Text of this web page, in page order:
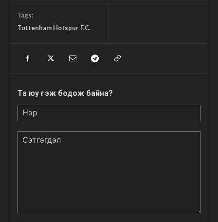
Tags:
Tottenham Hotspur F.C.
Та юу гэж бодож байна?